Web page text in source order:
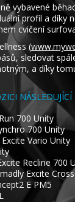
vybavené
profil a díky
cvičení
(
sledovat
a díky
NÁSLEDUJÍCÍ
700 Unity
700 Unity
Vario Unity
Recline 700
Excite
E PM5